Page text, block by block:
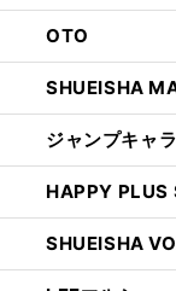
OTO
SHUEISHA
ジャンプキャ
HAPPY PLUS
SHUEISHA